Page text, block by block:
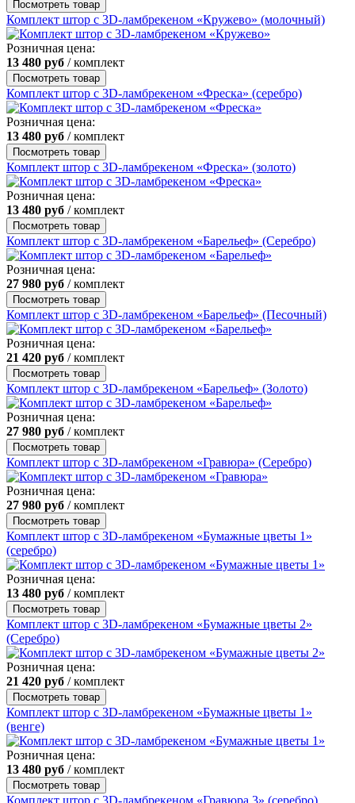
Посмотреть товар
Комплект штор с 3D-ламбрекеном «Кружево» (молочный)
Розничная цена:
13 480 руб / комплект
Посмотреть товар
Комплект штор с 3D-ламбрекеном «Фреска» (серебро)
Розничная цена:
13 480 руб / комплект
Посмотреть товар
Комплект штор с 3D-ламбрекеном «Фреска» (золото)
Розничная цена:
13 480 руб / комплект
Посмотреть товар
Комплект штор с 3D-ламбрекеном «Барельеф» (Серебро)
Розничная цена:
27 980 руб / комплект
Посмотреть товар
Комплект штор с 3D-ламбрекеном «Барельеф» (Песочный)
Розничная цена:
21 420 руб / комплект
Посмотреть товар
Комплект штор с 3D-ламбрекеном «Барельеф» (Золото)
Розничная цена:
27 980 руб / комплект
Посмотреть товар
Комплект штор с 3D-ламбрекеном «Гравюра» (Серебро)
Розничная цена:
27 980 руб / комплект
Посмотреть товар
Комплект штор с 3D-ламбрекеном «Бумажные цветы 1»
(серебро)
Розничная цена:
13 480 руб / комплект
Посмотреть товар
Комплект штор с 3D-ламбрекеном «Бумажные цветы 2»
(Серебро)
Розничная цена:
21 420 руб / комплект
Посмотреть товар
Комплект штор с 3D-ламбрекеном «Бумажные цветы 1»
(венге)
Розничная цена:
13 480 руб / комплект
Посмотреть товар
Комплект штор с 3D-ламбрекеном «Гравюра 3» (серебро)